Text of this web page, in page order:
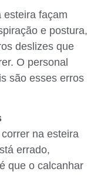
esteira façam
e postura,
deslizes que
O personal
são esses erros
na esteira
errado,
que o calcanhar